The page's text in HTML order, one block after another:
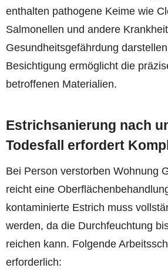
enthalten pathogene Keime wie
Salmonellen und andere
Gesundheitsgefährdung
Besichtigung ermöglicht die
betroffenen Materialien.
Estrichsanierung nach
Todesfall erfordert
Bei Person verstorben Wohnung
reicht eine
kontaminierte Estrich muss
werden, da die Durchfeuchtung
reichen kann. Folgende
erforderlich: